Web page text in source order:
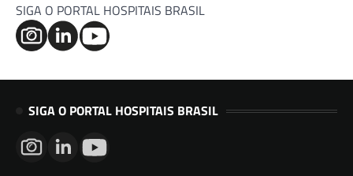
SIGA O PORTAL HOSPITAIS BRASIL
SIGA O PORTAL HOSPITAIS BRASIL